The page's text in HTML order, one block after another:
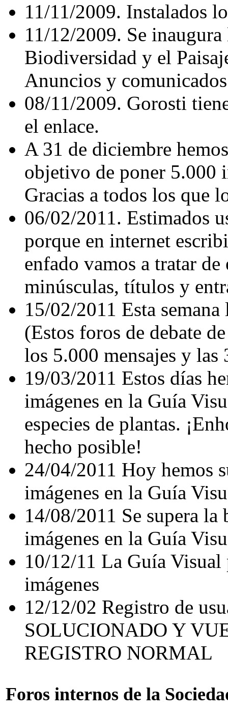
11/11/2009. Instalados
11/12/2009. Se
Biodiversidad y el
Anuncios y
08/11/2009. Gorosti
el enlace.
A 31 de diciembre
objetivo de poner 5.000
Gracias a todos los que
06/02/2011. Estimados
porque en internet
enfado vamos a tratar
minúsculas, títulos y
15/02/2011 Esta
(Estos foros de debate
los 5.000 mensajes y las
19/03/2011 Estos días
imágenes en la Guía
especies de plantas.
hecho posible!
24/04/2011 Hoy hemos
imágenes en la Guía
14/08/2011 Se supera la
imágenes en la Guía
10/12/11 La Guía Visual
imágenes
12/12/02 Registro de
SOLUCIONADO Y
REGISTRO NORMAL
Foros internos de la